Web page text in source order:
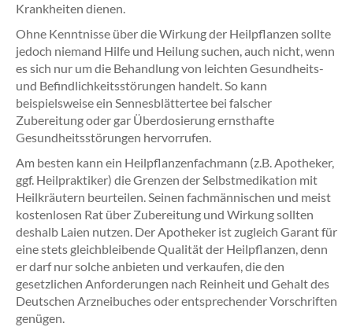
Krankheiten dienen.
Ohne Kenntnisse über die Wirkung der Heilpflanzen sollte
jedoch niemand Hilfe und Heilung suchen, auch nicht, wenn
es sich nur um die Behandlung von leichten Gesundheits-
und Befindlichkeitsstörungen handelt. So kann
beispielsweise ein Sennesblättertee bei falscher
Zubereitung oder gar Überdosierung ernsthafte
Gesundheitsstörungen hervorrufen.
Am besten kann ein Heilpflanzenfachmann (z.B. Apotheker,
ggf. Heilpraktiker) die Grenzen der Selbstmedikation mit
Heilkräutern beurteilen. Seinen fachmännischen und meist
kostenlosen Rat über Zubereitung und Wirkung sollten
deshalb Laien nutzen. Der Apotheker ist zugleich Garant für
eine stets gleichbleibende Qualität der Heilpflanzen, denn
er darf nur solche anbieten und verkaufen, die den
gesetzlichen Anforderungen nach Reinheit und Gehalt des
Deutschen Arzneibuches oder entsprechender Vorschriften
genügen.